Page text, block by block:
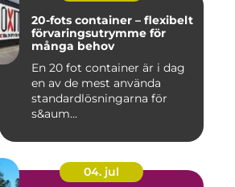
20-fots container – flexibelt
förvaringsutrymme för
många behov
En 20 fot container är i dag
en av de mest använda
standardlösningarna för
s&aum...
04. jul